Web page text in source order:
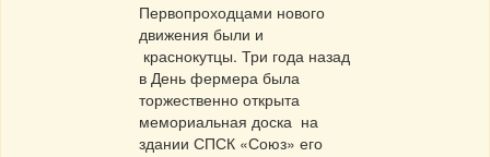
Первопроходцами нового
движения были и
краснокутцы. Три года назад
в День фермера была
торжественно открыта
мемориальная доска на
здании СПСК «Союз» его